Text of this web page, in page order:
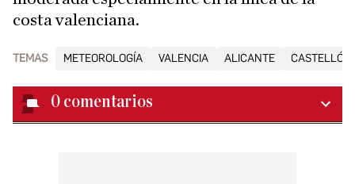
costa valenciana.
TEMAS METEOROLOGÍA VALENCIA ALICANTE CASTELLÓN
0 comentarios